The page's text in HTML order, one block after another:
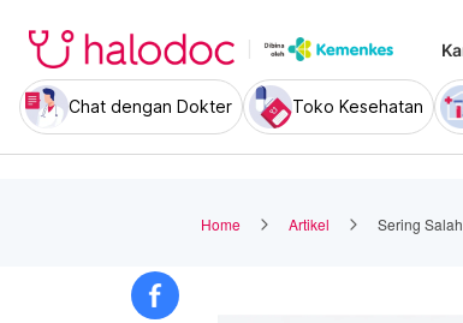
Chat dengan Dokter Toko Kesehatan
Home Artikel Sering